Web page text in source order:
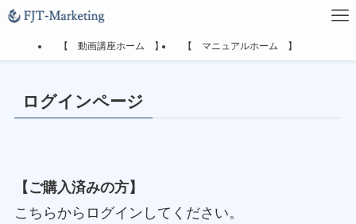
【 動画講座ホーム 】 【 マニュアルホーム 】
ログインページ
【ご購入済みの方】
こちらからログインしてください。